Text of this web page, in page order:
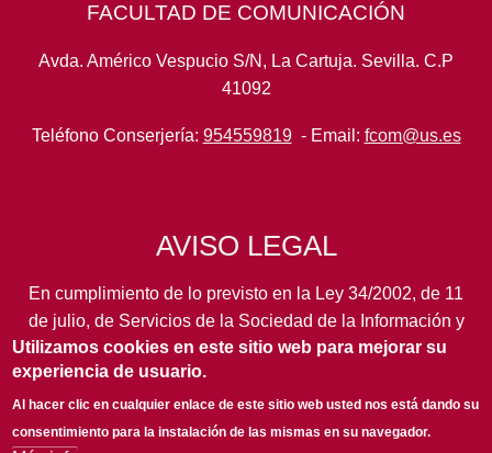
FACULTAD DE COMUNICACIÓN
Avda. Américo Vespucio S/N, La Cartuja. Sevilla. C.P
41092
Teléfono Conserjería: 954559819- Email: fcom@us.es
AVISO LEGAL
En cumplimiento de lo previsto en la Ley 34/2002, de 11
de julio, de Servicios de la Sociedad de la Información y
de Comercio Electrónico, así como en otras normas de
legal aplicación, se pone en conocimiento de los
usuarios de este portal de laUniversidad de Sevillalos
siguientes datos de información general...leer más
Utilizamos cookies en este sitio web para mejorar su
experiencia de usuario.
Al hacer clic en cualquier enlace de este sitio web usted nos está dando su
consentimiento para la instalación de las mismas en su navegador.